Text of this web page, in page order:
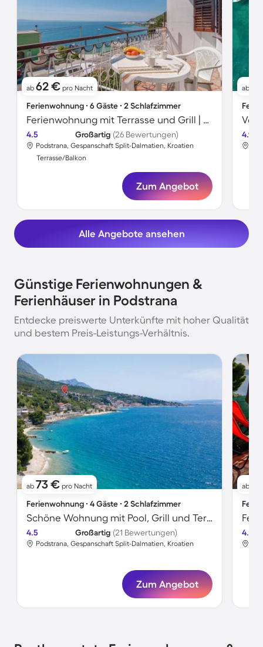
ab 62 € pro Nacht
Ferienwohnung ∙ 6 Gäste ∙ 2 Schlafzimmer
Ferienwohnung mit Terrasse und Grill | Wasserblick
4.5 Großartig (26 Bewertungen)
Podstrana, Gespanschaft Split-Dalmatien, Kroatien
Terrasse/Balkon
Zum Angebot
ab
4.9
Alle Angebote ansehen
Günstige Ferienwohnungen &
Ferienhäuser in Podstrana
Entdecke preiswerte Unterkünfte mit hoher Qualität
und bestem Preis-Leistungs-Verhältnis.
ab 73 € pro Nacht
Ferienwohnung ∙ 4 Gäste ∙ 2 Schlafzimmer
Schöne Wohnung mit Pool, Grill und Terrasse | Meerblick
4.5 Großartig (21 Bewertungen)
Podstrana, Gespanschaft Split-Dalmatien, Kroatien
Zum Angebot
ab
4.2